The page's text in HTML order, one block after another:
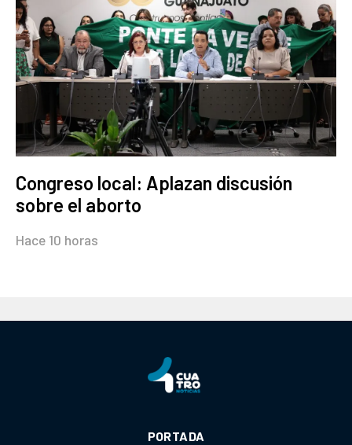
Congreso local: Aplazan discusión
sobre el aborto
Hace 10 horas
PORTADA